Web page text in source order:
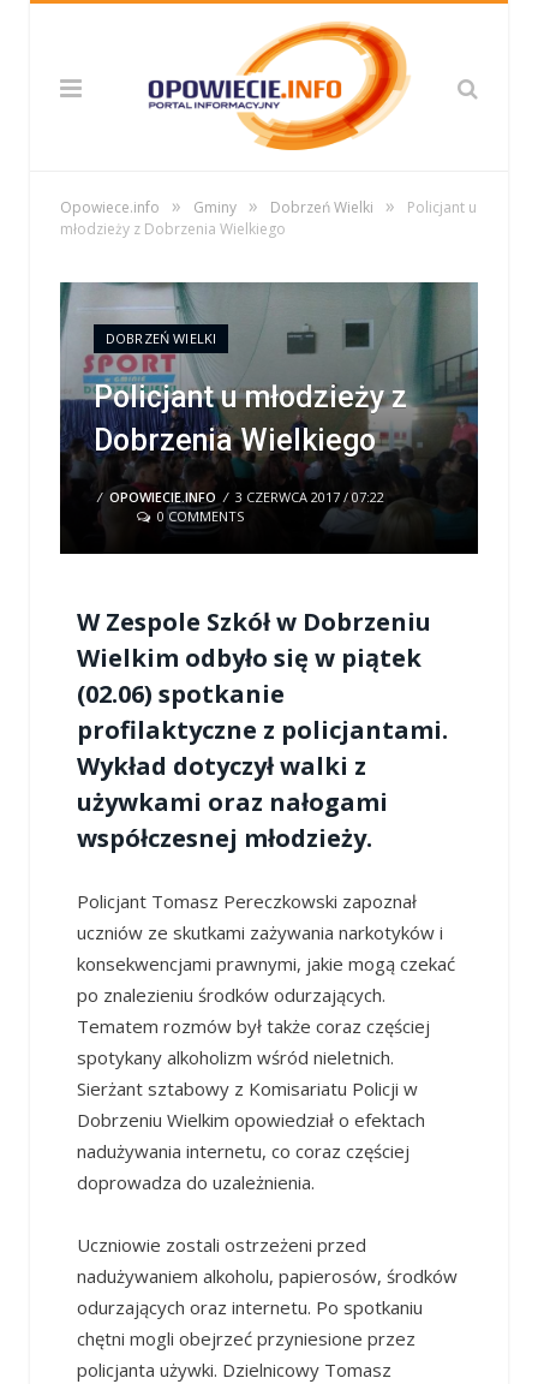
Opowiece.info » Gminy » Dobrzeń Wielki »
Policjant u
młodzieży z Dobrzenia Wielkiego
DOBRZEŃ WIELKI
Policjant u młodzieży z
Dobrzenia Wielkiego
/ OPOWIECIE.INFO / 3 CZERWCA 2017 / 07:22
0 COMMENTS
W Zespole Szkół w Dobrzeniu
Wielkim odbyło się w piątek
(02.06) spotkanie
profilaktyczne z policjantami.
Wykład dotyczył walki z
używkami oraz nałogami
współczesnej młodzieży.
Policjant Tomasz Pereczkowski zapoznał
uczniów ze skutkami zażywania narkotyków i
konsekwencjami prawnymi, jakie mogą czekać
po znalezieniu środków odurzających.
Tematem rozmów był także coraz częściej
spotykany alkoholizm wśród nieletnich.
Sierżant sztabowy z Komisariatu Policji w
Dobrzeniu Wielkim opowiedział o efektach
nadużywania internetu, co coraz częściej
doprowadza do uzależnienia.
Uczniowie zostali ostrzeżeni przed
nadużywaniem alkoholu, papierosów, środków
odurzających oraz internetu. Po spotkaniu
chętni mogli obejrzeć przyniesione przez
policjanta używki. Dzielnicowy Tomasz